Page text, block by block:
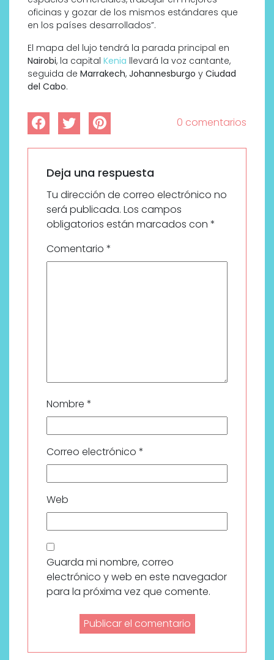
oficinas y gozar de los mismos estándares que
en los países desarrollados”.
El mapa del lujo tendrá la parada principal en
Nairobi, la capital Kenia llevará la voz cantante,
seguida de Marrakech, Johannesburgo y Ciudad
del Cabo.
0 comentarios
Deja una respuesta
Tu dirección de correo electrónico no
será publicada. Los campos
obligatorios están marcados con *
Comentario *
Nombre *
Correo electrónico *
Web
Guarda mi nombre, correo
electrónico y web en este navegador
para la próxima vez que comente.